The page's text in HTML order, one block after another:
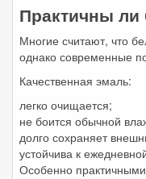
Практичны
Многие считают, что
однако современные
Качественная эмаль:
легко очищается;
не боится обычной
долго сохраняет
устойчива к
Особенно